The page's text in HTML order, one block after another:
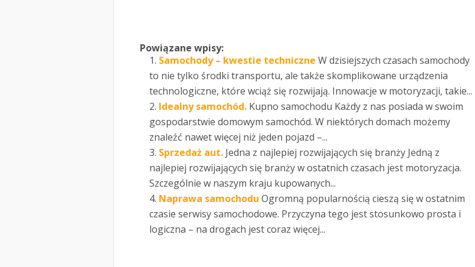
Powiązane wpisy:
Samochody – kwestie techniczne W dzisiejszych czasach samochody
to nie tylko środki transportu, ale także skomplikowane urządzenia
technologiczne, które wciąż się rozwijają. Innowacje w motoryzacji, takie...
Idealny samochód. Kupno samochodu Każdy z nas posiada w swoim
gospodarstwie domowym samochód. W niektórych domach możemy
znaleźć nawet więcej niż jeden pojazd –...
Sprzedaż aut. Jedna z najlepiej rozwijających się branży Jedną z
najlepiej rozwijających się branży w ostatnich czasach jest motoryzacja.
Szczególnie w naszym kraju kupowanych...
Naprawa samochodu Ogromną popularnością cieszą się w ostatnim
czasie serwisy samochodowe. Przyczyna tego jest stosunkowo prosta i
logiczna – na drogach jest coraz więcej...